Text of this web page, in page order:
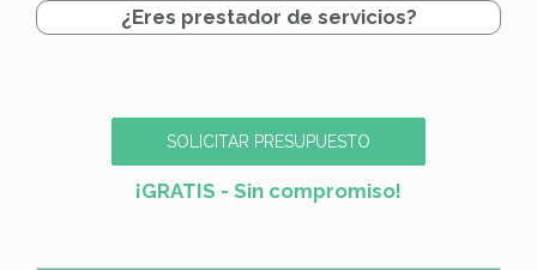
¿Eres prestador de servicios?
SOLICITAR PRESUPUESTO
¡GRATIS - Sin compromiso!